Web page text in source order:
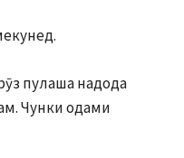
пулаша надода
Чунки одами